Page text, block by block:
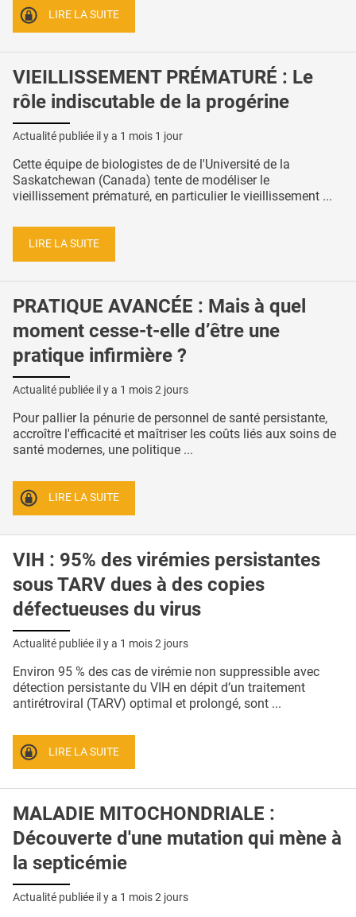
LIRE LA SUITE
VIEILLISSEMENT PRÉMATURÉ : Le
rôle indiscutable de la progérine
Actualité publiée il y a 1 mois 1 jour
Cette équipe de biologistes de de l'Université de la
Saskatchewan (Canada) tente de modéliser le
vieillissement prématuré, en particulier le vieillissement ...
LIRE LA SUITE
PRATIQUE AVANCÉE : Mais à quel
moment cesse-t-elle d’être une
pratique infirmière ?
Actualité publiée il y a 1 mois 2 jours
Pour pallier la pénurie de personnel de santé persistante,
accroître l'efficacité et maîtriser les coûts liés aux soins de
santé modernes, une politique ...
LIRE LA SUITE
VIH : 95% des virémies persistantes
sous TARV dues à des copies
défectueuses du virus
Actualité publiée il y a 1 mois 2 jours
Environ 95 % des cas de virémie non suppressible avec
détection persistante du VIH en dépit d’un traitement
antirétroviral (TARV) optimal et prolongé, sont ...
LIRE LA SUITE
MALADIE MITOCHONDRIALE :
Découverte d'une mutation qui mène à
la septicémie
Actualité publiée il y a 1 mois 2 jours